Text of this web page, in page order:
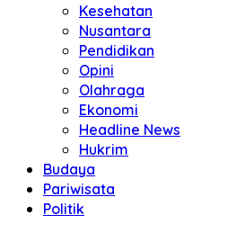
Kesehatan
Nusantara
Pendidikan
Opini
Olahraga
Ekonomi
Headline News
Hukrim
Budaya
Pariwisata
Politik